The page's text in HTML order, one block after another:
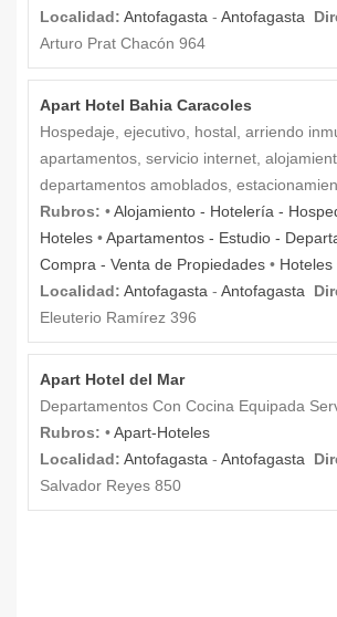
Localidad: Antofagasta - Antofagasta
Arturo Prat Chacón 964
Apart Hotel Bahia Caracoles
Hospedaje, ejecutivo, hostal, arriendo
apartamentos, servicio internet,
departamentos amoblados,
Rubros: •Alojamiento - Hotelería -
Hoteles •Apartamentos - Estudio -
Compra - Venta de Propiedades • Hoteles
Localidad: Antofagasta - Antofagasta
Eleuterio Ramírez 396
Apart Hotel del Mar
Departamentos Con Cocina Equipada
Rubros: •Apart-Hoteles
Localidad: Antofagasta - Antofagasta
Salvador Reyes 850